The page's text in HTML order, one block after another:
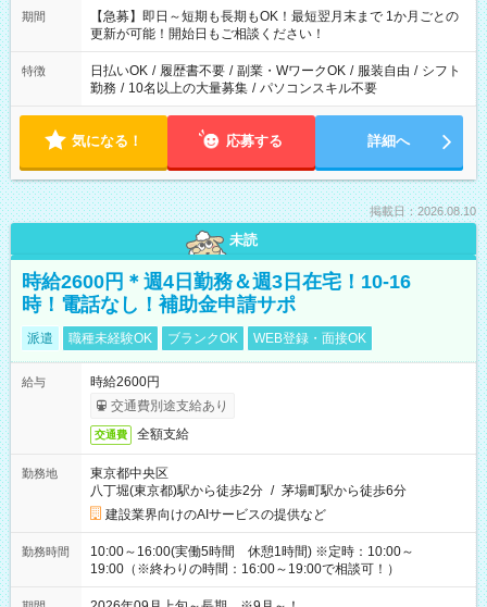
期間
【急募】即日～短期も長期もOK！最短翌月末まで 1か月ごとの
更新が可能！開始日もご相談ください！
特徴 日払いOK / 履歴書不要 / 副業・WワークOK / 服装自由 / シフト
勤務 / 10名以上の大量募集 / パソコンスキル不要
気になる！ 応募する 詳細へ
掲載日：2026.08.10
未読
時給2600円＊週4日勤務＆週3日在宅！10-16
時！電話なし！補助金申請サポ
派遣 職種未経験OK ブランクOK WEB登録・面接OK
給与
時給2600円
交通費別途支給あり
交通費 全額支給
勤務地
東京都中央区
八丁堀(東京都)駅から徒歩2分 / 茅場町駅から徒歩6分
建設業界向けのAIサービスの提供など
勤務時間
10:00～16:00(実働5時間 休憩1時間) ※定時：10:00～
19:00（※終わりの時間：16:00～19:00で相談可！）